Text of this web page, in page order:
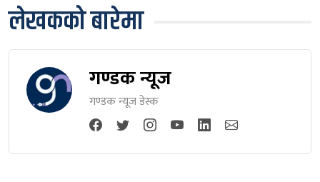
लेखकको बारेमा
गण्डक न्यूज
गण्डक न्यूज डेस्क